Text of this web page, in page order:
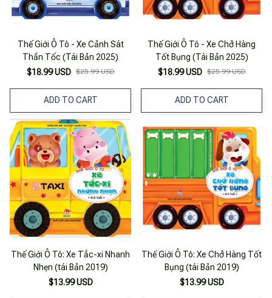
Thế Giới Ô Tô - Xe Cảnh Sát
Thần Tốc (Tái Bản 2025)
$18.99 USD $25.99 USD
ADD TO CART
Thế Giới Ô Tô - Xe Chở Hàng
Tốt Bụng (Tái Bản 2025)
$18.99 USD $25.99 USD
ADD TO CART
Thế Giới Ô Tô: Xe Tắc-xi Nhanh
Nhẹn (tái Bản 2019)
$13.99 USD
Thế Giới Ô Tô: Xe Chở Hàng Tốt
Bụng (tái Bản 2019)
$13.99 USD